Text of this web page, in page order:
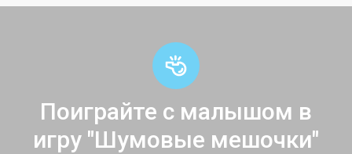
Поиграйте с малышом в
игру "Шумовые мешочки"